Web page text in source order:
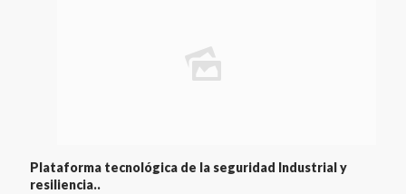
Plataforma tecnológica de la seguridad Industrial y
resiliencia..